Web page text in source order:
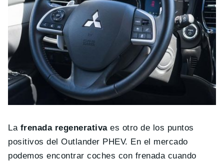
La frenada regenerativaes otro de los puntos
positivos del Outlander PHEV. En el mercado
podemos encontrar coches con frenada cuando